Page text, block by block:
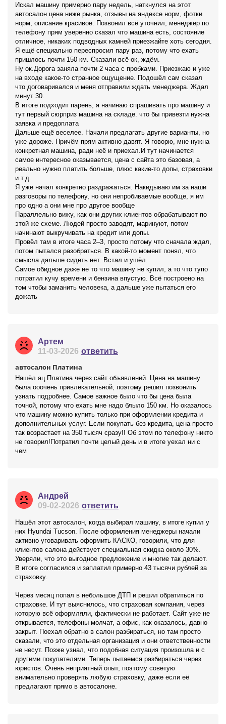
Искал машину примерно пару недель, наткнулся на этот
автосалон цена ниже рынка, отзывы на яндексе норм, фотки
норм, описание красивое. Позвонил всё уточнил, менеджер по
телефону прям уверенно сказал что машина есть, состояние
отличное, никаких подводных камней приезжайте хоть сегодня.
Я ещё специально переспросил пару раз, потому что ехать
пришлось почти 150 км. Сказали всё ок, ждём.
Ну ок.Дорога заняла почти 2 часа с пробками. Приезжаю и уже
на входе какое-то странное ощущение. Подошёл сам сказал
что договаривался и меня отправили ждать менеджера. Ждал
минут 30.
В итоге подходит парень, я начинаю спрашивать про машину и
тут первый сюрприз машина на складе. что бы привезти нужна
заявка и предоплата
Дальше ещё веселее. Начали предлагать другие варианты, но
уже дороже. Причём прям активно давят. Я говорю, мне нужна
конкретная машина, ради неё и приехал.И тут начинается
самое интересное оказывается, цена с сайта это базовая, а
реально нужно платить больше, плюс какие-то допы, страховки
и т.д.
Я уже начал конкретно раздражаться. Накидываю им за наши
разговоры по телефону, но они непробиваемые вообще, я им
про одно а они мне про другое вообще
Параллельно вижу, как они других клиентов обрабатывают по
этой же схеме. Людей просто заводят, маринуют, потом
начинают выкручивать на кредит или допы.
Провёл там в итоге часа 2–3, просто потому что сначала ждал,
потом пытался разобраться. В какой-то момент понял, что
смысла дальше сидеть нет. Встал и ушёл.
Самое обидное даже не то что машину не купил, а то что тупо
потратил кучу времени и бензина впустую. Всё построено на
том чтобы заманить человека, а дальше уже пытаться его
дожать
Артем
11-03-2026 ответить
автосалон Платина
Нашёл ац Платина через сайт объявлений. Цена на машину
была ооочень привлекательной, поэтому решил позвонить
узнать подробнее. Самое важное было что бы цена была
точной, потому что ехать мне надо блыло 150 км. Но оказалось
что машину можно купить только при оформлении кредита и
дополнительных услуг. Если покупать без кредита, цена просто
так возрастает на 350 тысяч сразу!! Об этом по телефону никто
не говорил!Потратил почти целый день и в итоге уехал ни с
чем
Андрей
09-02-2026 ответить
Нашёл этот автосалон, когда выбирал машину, в итоге купил у
них Hyundai Tucson. После оформления менеджеры начали
активно уговаривать оформить КАСКО, говорили, что для
клиентов салона действует специальная скидка около 30%.
Уверяли, что это выгодное предложение и многие так делают.
В итоге согласился и заплатил примерно 43 тысячи рублей за
страховку.
Через месяц попал в небольшое ДТП и решил обратиться по
страховке. И тут выяснилось, что страховая компания, через
которую всё оформляли, фактически не работает. Сайт уже не
открывается, телефоны молчат, а офис, как оказалось, давно
закрыт. Поехал обратно в салон разбираться, но там просто
сказали, что это отдельная организация и они ответственности
не несут. Позже узнал, что подобная ситуация произошла и с
другими покупателями. Теперь пытаемся разбираться через
юристов. Очень неприятный опыт, поэтому советую
внимательно проверять любую страховку, даже если её
предлагают прямо в автосалоне.